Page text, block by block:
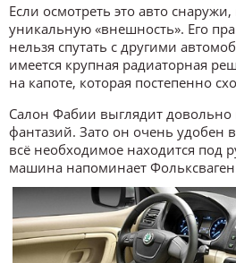
Если осмотреть это авто
уникальную «внешность». Его
нельзя спутать с другими
имеется крупная радиаторная
на капоте, которая постепенно
Салон Фабии выглядит довольно
фантазий. Зато он очень удобен
всё необходимое находится под
машина напоминает